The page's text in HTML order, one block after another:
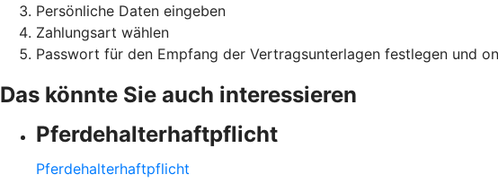
Persönliche Daten eingeben
Zahlungsart wählen
Passwort für den Empfang der Vertragsunterlagen festlegen und
Das könnte Sie auch interessieren
Pferdehalter­haftpflicht
Pferdehalter­haftpflicht